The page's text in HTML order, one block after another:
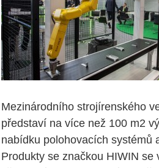
Mezinárodního strojírenského
představí na více než 100 m2
nabídku polohovacích systémů
Produkty se značkou HIWIN se